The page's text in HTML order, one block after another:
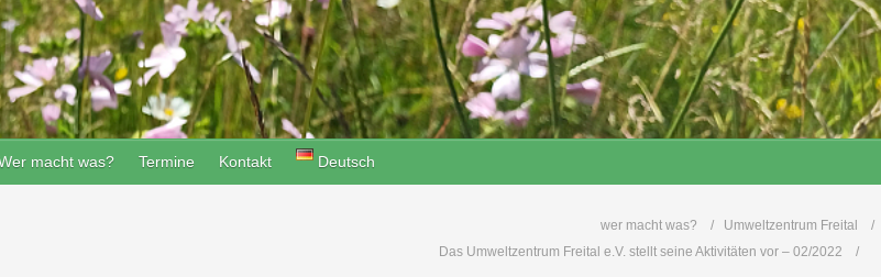
macht was? Termine Kontakt Deutsch
wer macht was?
Umweltzentrum Freital
Das Umweltzentrum Freital e.V. stellt seine Aktivitäten vor – 02/2022